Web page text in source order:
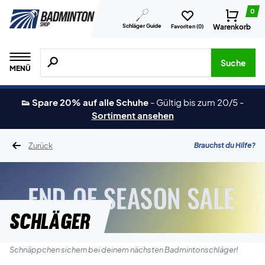
Schläger Guide Favoriten (0)
0
Warenkorb
MENÜ
Suche nach Produkten, Marken usw.
Suche
👟 Spare 20% auf alle Schuhe - Gültig bis zum 20/5 -
Sortiment ansehen
Zurück Brauchst du Hilfe?
Schläger
Schnäppchen sichern bei deinem nächsten Badmintonschläger!